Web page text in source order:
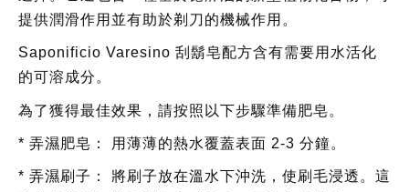
提供潤滑作用並有助於剃刀的機械作用。
Saponificio Varesino 刮鬍皂配方含有需要用水活化
的可溶成分。
為了獲得最佳效果，請按照以下步驟準備肥皂。
* 弄濕肥皂： 用薄薄的熱水覆蓋表面 2-3 分鐘。
* 弄濕刷子：
將刷子放在溫水下沖洗，使刷毛浸透。這